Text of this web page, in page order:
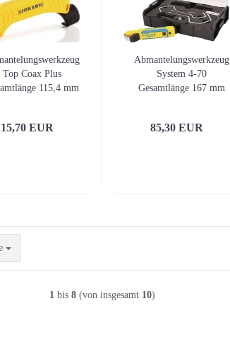
Top Coax Plus
115,4 mm
15,70 EUR
Abmantelungswerkzeug
System 4-70
Gesamtlänge 167 mm
85,30 EUR
1 bis8 (von insgesamt 10)